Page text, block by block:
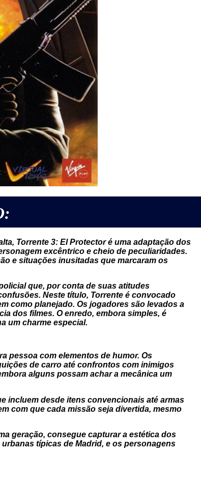
Torrente 3: El Protectoré uma adaptação dos
excêntrico e cheio de peculiaridades.
e situações inusitadas que marcaram os
que, por conta de suas atitudes
Neste título, Torrente é convocado
como planejado. Os jogadores são levados a
dos filmes. O enredo, embora simples, é
um charme especial.
pessoa com elementos de humor. Os
de carro até confrontos com inimigos
alguns possam achar a mecânica um
incluem desde itens convencionais até armas
com que cada missão seja divertida, mesmo
geração, consegue capturar a estética dos
típicas de Madrid, e os personagens